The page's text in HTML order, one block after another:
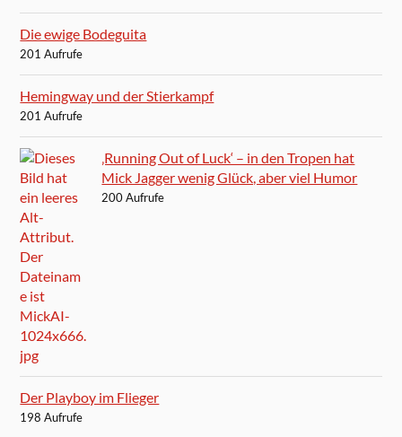
Die ewige Bodeguita
201 Aufrufe
Hemingway und der Stierkampf
201 Aufrufe
‚Running Out of Luck‘ – in den Tropen hat
Mick Jagger wenig Glück, aber viel Humor
200 Aufrufe
Der Playboy im Flieger
198 Aufrufe